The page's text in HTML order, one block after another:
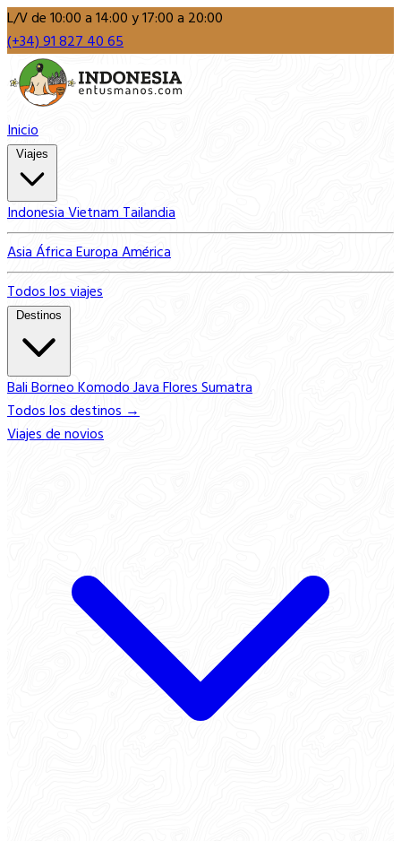
L/V de 10:00 a 14:00 y 17:00 a 20:00
(+34) 91 827 40 65
Inicio
IndonesiaVietnamTailandia
AsiaÁfricaEuropaAmérica
Todos los viajes
BaliBorneoKomodoJavaFloresSumatra
Todos los destinos →
Viajes de novios